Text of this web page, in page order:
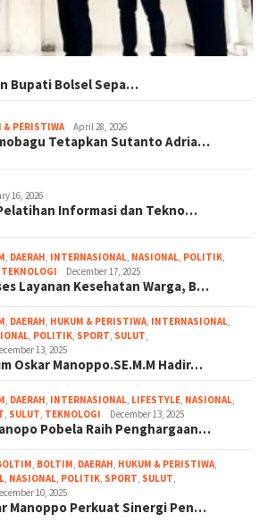
Bupati Bolsel Sepa…
& PERISTIWA April 28, 2026
Tetapkan Sutanto Adria…
16, 2026
Informasi dan Tekno…
, DAERAH, INTERNASIONAL, NASIONAL, POLITIK,
TEKNOLOGI December 17, 2025
Layanan Kesehatan Warga, B…
, DAERAH, HUKUM & PERISTIWA, INTERNASIONAL,
, POLITIK, SPORT, SULUT,
13, 2025
Oskar Manoppo.SE.M.M Hadir…
, DAERAH, INTERNASIONAL, LIFESTYLE, NASIONAL,
, SULUT, TEKNOLOGI December 13, 2025
Pobela Raih Penghargaan…
, BOLTIM, DAERAH, HUKUM & PERISTIWA,
, NASIONAL, POLITIK, SPORT, SULUT,
10, 2025
Manoppo Perkuat Sinergi Pen…